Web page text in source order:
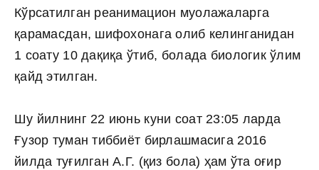
Кўрсатилган реанимацион муолажаларга
қарамасдан, шифохонага олиб келинганидан
1 соату 10 дақиқа ўтиб, болада биологик ўлим
қайд этилган.
Шу йилнинг 22 июнь куни соат 23:05 ларда
Ғузор туман тиббиёт бирлашмасига 2016
йилда туғилган А.Г. (қиз бола) ҳам ўта оғир